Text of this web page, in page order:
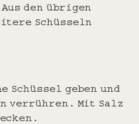
den übrigen
Schüsseln
geben und
verrühren. Mit Salz